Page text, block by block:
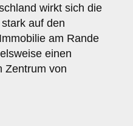
wirkt sich die
auf den
am Rande
einen
Zentrum von